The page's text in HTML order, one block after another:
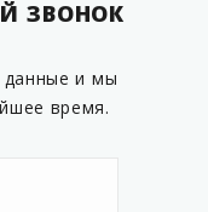
ЗВОНОК
и мы
время.